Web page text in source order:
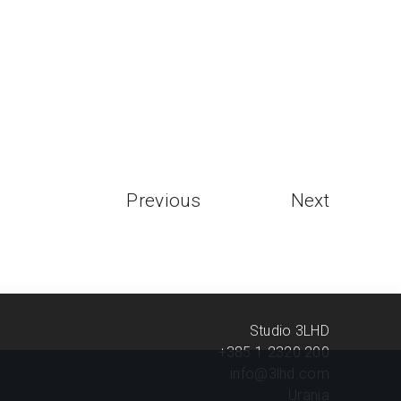
Next
Previous
Studio 3LHD
+385 1 2320 200